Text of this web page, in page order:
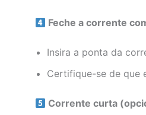
Feche a corrente
Insira a ponta da
Certifique-se de que
Corrente curta